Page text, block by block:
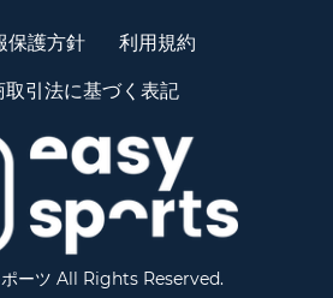
保護方針
利用規約
取引法に基づく表記
ーツ All Rights Reserved.